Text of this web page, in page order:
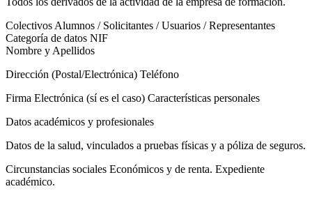
Colectivos Alumnos / Solicitantes / Usuarios / Representantes
Categoría de datos NIF
Nombre y Apellidos
Dirección (Postal/Electrónica) Teléfono
Firma Electrónica (sí es el caso) Características personales
Datos académicos y profesionales
Datos de la salud, vinculados a pruebas físicas y a póliza de seguros.
Circunstancias sociales Económicos y de renta. Expediente
académico.